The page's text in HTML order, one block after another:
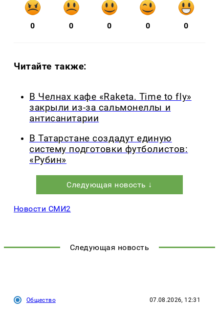
0 0 0 0 0
Читайте также:
В Челнах кафе «Raketa. Time to fly»
закрыли из-за сальмонеллы и
антисанитарии
В Татарстане создадут единую
систему подготовки футболистов:
«Рубин»
Следующая новость ↓
Новости СМИ2
Следующая новость
Общество 07.08.2026, 12:31